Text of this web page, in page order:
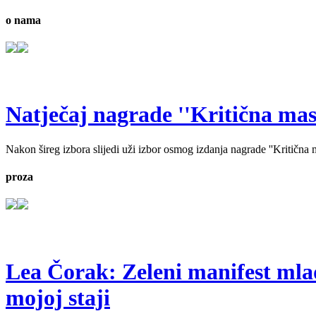
o nama
Natječaj nagrade ''Kritična
Nakon šireg izbora slijedi uži izbor osmog izdanja nagrade ''Kritična
proza
Lea Čorak: Zeleni manifest
mojoj staji